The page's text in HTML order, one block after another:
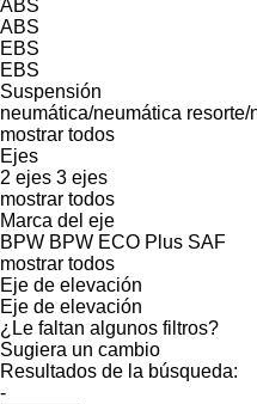
ABS
ABS
EBS
EBS
Suspensión
neumática/neumática resorte/
mostrar todos
Ejes
2 ejes 3 ejes
mostrar todos
Marca del eje
BPW BPW ECO Plus SAF
mostrar todos
Eje de elevación
Eje de elevación
¿Le faltan algunos filtros?
Sugiera un cambio
Resultados de la búsqueda:
-